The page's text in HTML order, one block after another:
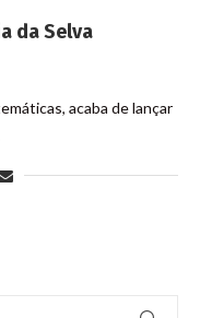
da Selva
acaba de lançar